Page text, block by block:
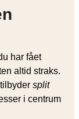
har fået
altid straks.
split
i centrum